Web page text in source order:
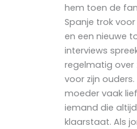
hem toen de
Spanje trok
en een nieuwe
interviews
regelmatig over
voor zijn ouders.
moeder vaak
iemand die
klaarstaat. Als